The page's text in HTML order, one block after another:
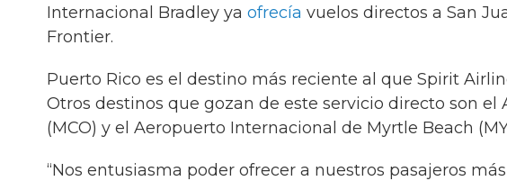
Internacional Bradley ya ofrecía vuelos directos a San
Frontier.
Puerto Rico es el destino más reciente al que Spirit
Otros destinos que gozan de este servicio directo son
(MCO) y el Aeropuerto Internacional de Myrtle Beach
“Nos entusiasma poder ofrecer a nuestros pasajeros